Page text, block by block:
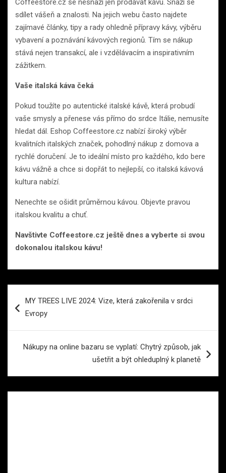
Coffeestore.cz se nesnaží jen prodávat kávu. Snaží se
sdílet vášeň a znalosti. Na jejich webu často najdete
zajímavé články, tipy a rady ohledně přípravy kávy, výběru
vybavení a poznávání kávových regionů. Tím se nákup
stává nejen transakcí, ale i vzdělávacím a inspirativním
zážitkem.
Vaše italská káva čeká
Pokud toužíte po autentické italské kávě, která probudí
vaše smysly a přenese vás přímo do srdce Itálie, nemusíte
hledat dál. Eshop Coffeestore.cz nabízí široký výběr
kvalitních italských značek, pohodlný nákup z domova a
rychlé doručení. Je to ideální místo pro každého, kdo bere
kávu vážně a chce si dopřát to nejlepší, co italská kávová
kultura nabízí.
Nenechte se ošidit průměrnou kávou. Objevte pravou
italskou kvalitu a chuť.
Navštivte Coffeestore.cz ještě dnes a vyberte si svou
dokonalou italskou kávu!
proMY TREES LIVE 2024: Vize, která zakořenila v srdci
Evropy
Nákupy na online bazaru se vyplatí: Chytrý způsob, jak
ušetřit a být ohleduplný k planetě